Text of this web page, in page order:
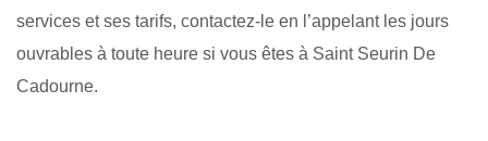
services et ses tarifs, contactez-le en l’appelant les jours
ouvrables à toute heure si vous êtes à Saint Seurin De
Cadourne.